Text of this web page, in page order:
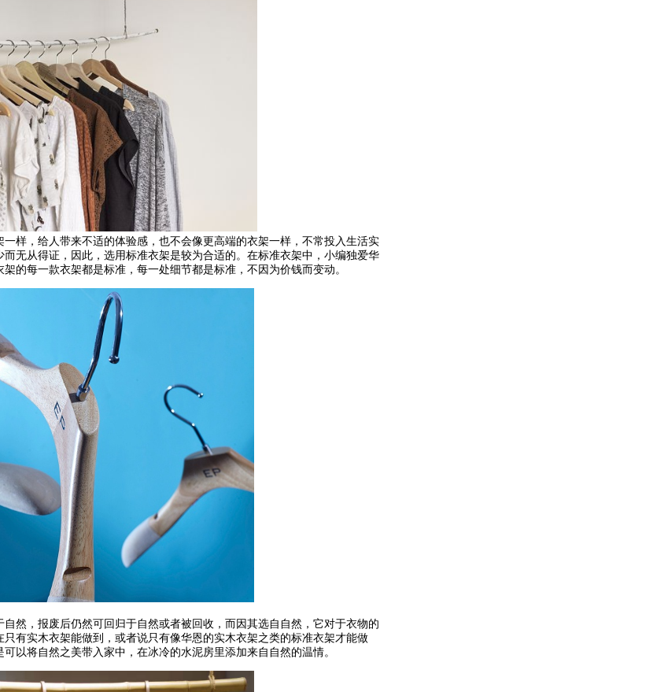
样，给人带来不适的体验感，也不会像更高端的衣架一样，不常投入生活实
无从得证，因此，选用标准衣架是较为合适的。在标准衣架中，小编独爱华
的每一款衣架都是标准，每一处细节都是标准，不因为价钱而变动。
然，报废后仍然可回归于自然或者被回收，而因其选自自然，它对于衣物的
有实木衣架能做到，或者说只有像华恩的实木衣架之类的标准衣架才能做
以将自然之美带入家中，在冰冷的水泥房里添加来自自然的温情。